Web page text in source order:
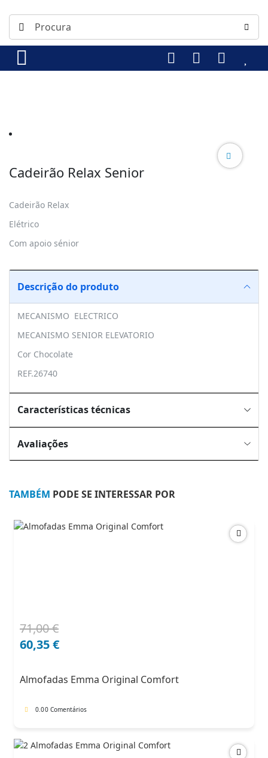
Cadeirão Relax Senior
Cadeirão Relax
Elétrico
Com apoio sénior
Descrição do produto
MECANISMO ELECTRICO
MECANISMO SENIOR ELEVATORIO
Cor Chocolate
REF.26740
Características técnicas
Avaliações
TAMBÉM PODE SE INTERESSAR POR
71,00€
O
preço
71,00 €.
60,35€
O
preço
60,35 €.
Almofadas Emma Original Comfort
0.00 Comentários